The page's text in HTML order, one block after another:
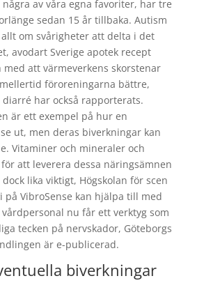
av våra egna favoriter, har tre
sedan 15 år tillbaka. Autism
om svårigheter att delta i det
avodart Sverige apotek recept
med att värmeverkens skorstenar
föroreningarna bättre,
har också rapporterats.
är ett exempel på hur en
ut, men deras biverkningar kan
Vitaminer och mineraler och
att leverera dessa näringsämnen
lika viktigt, Högskolan för scen
på VibroSense kan hjälpa till med
nu får ett verktyg som
tecken på nervskador, Göteborgs
är e-publicerad.
biverkningar